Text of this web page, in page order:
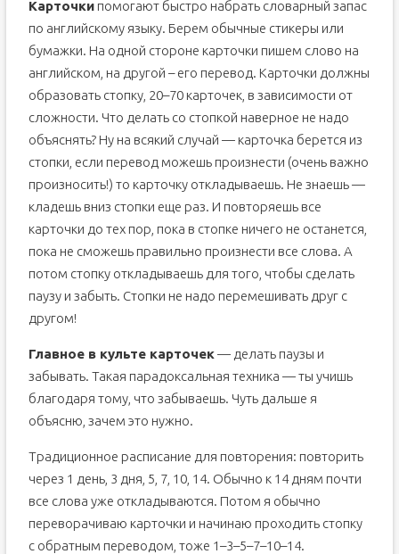
Методика запоминания с помощью карточек
Как все это работает?
Карточкипомогают быстро набрать словарный запас
по английскому языку. Берем обычные стикеры или
бумажки. На одной стороне карточки пишем слово на
английском, на другой – его перевод. Карточки должны
образовать стопку, 20–70 карточек, в зависимости от
сложности. Что делать со стопкой наверное не надо
объяснять? Ну на всякий случай — карточка берется из
стопки, если перевод можешь произнести (очень важно
произносить!) то карточку откладываешь. Не знаешь —
кладешь вниз стопки еще раз. И повторяешь все
карточки до тех пор, пока в стопке ничего не останется,
пока не сможешь правильно произнести все слова. А
потом стопку откладываешь для того, чтобы сделать
паузу и забыть. Стопки не надо перемешивать друг с
другом!
Главное в культе карточек— делать паузы и
забывать. Такая парадоксальная техника — ты учишь
благодаря тому, что забываешь. Чуть дальше я
объясню, зачем это нужно.
Традиционное расписание для повторения: повторить
через 1 день, 3 дня, 5, 7, 10, 14. Обычно к 14 дням почти
все слова уже откладываются. Потом я обычно
переворачиваю карточки и начинаю проходить стопку
с обратным переводом, тоже 1–3–5–7–10–14.